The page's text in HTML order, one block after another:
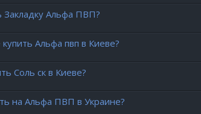
Закладку Альфа ПВП?
Альфа пвп в Киеве?
Соль ск в Киеве?
на Альфа ПВП в Украине?